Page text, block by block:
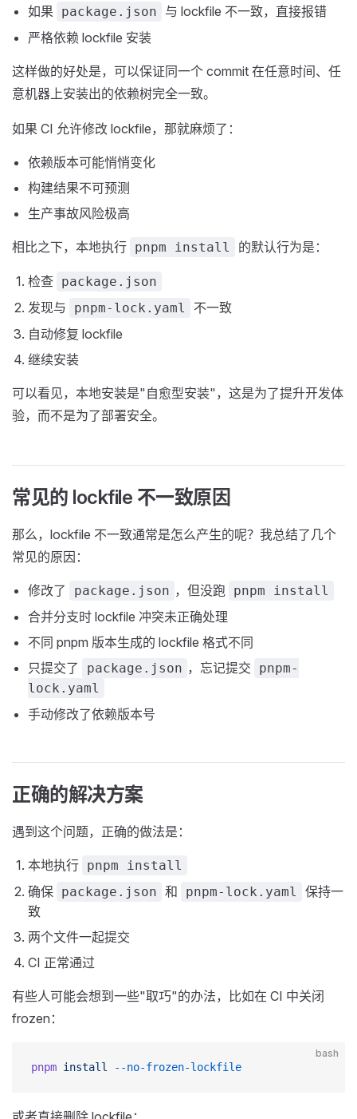
如果 package.json
与 lockfile 不一致，直接报错
严格依赖 lockfile 安装
这样做的好处是，可以保证同一个 commit 在任意时间、任
意机器上安装出的依赖树完全一致。
如果 CI 允许修改 lockfile，那就麻烦了：
依赖版本可能悄悄变化
构建结果不可预测
生产事故风险极高
相比之下，本地执行 pnpm install 的默认行为是：
检查 package.json
发现与 pnpm-lock.yaml
不一致
自动修复 lockfile
继续安装
可以看见，本地安装是"自愈型安装"，这是为了提升开发体
验，而不是为了部署安全。
常见的 lockfile 不一致原因
那么，lockfile 不一致通常是怎么产生的呢？我总结了几个
常见的原因：
修改了 package.json ，但没跑 pnpm install
合并分支时 lockfile 冲突未正确处理
不同 pnpm 版本生成的 lockfile 格式不同
只提交了
package.json ，忘记提交
pnpm-
lock.yaml
手动修改了依赖版本号
正确的解决方案
遇到这个问题，正确的做法是：
本地执行 pnpm install
确保 package.json 和 pnpm-lock.yaml
保持一
致
两个文件一起提交
CI 正常通过
有些人可能会想到一些"取巧"的办法，比如在 CI 中关闭
frozen：
bash
pnpm install --no-frozen-lockfile